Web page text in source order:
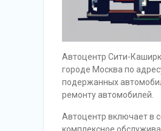
Автоцентр Сити-
городе Москва по
подержанных
ремонту автомобилей.
Автоцентр включает в